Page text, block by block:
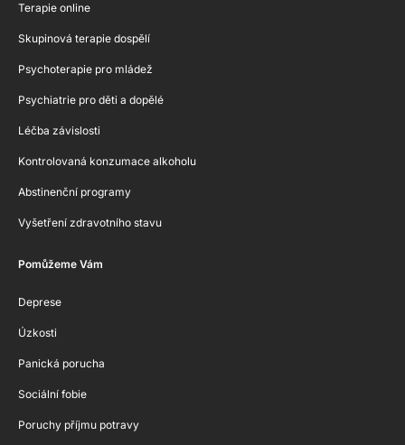
Terapie online
Skupinová terapie dospělí
Psychoterapie pro mládež
Psychiatrie pro děti a dopělé
Léčba závislosti
Kontrolovaná konzumace alkoholu
Abstinenční programy
Vyšetření zdravotního stavu
Pomůžeme Vám
Deprese
Úzkosti
Panická porucha
Sociální fobie
Poruchy příjmu potravy